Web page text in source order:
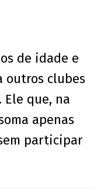
de idade e
outros clubes
Ele que, na
apenas
participar